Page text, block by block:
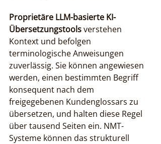
Proprietäre LLM-basierte KI-
Übersetzungstools verstehen
Kontext und befolgen
terminologische Anweisungen
zuverlässig. Sie können angewiesen
werden, einen bestimmten Begriff
konsequent nach dem
freigegebenen Kundenglossars zu
übersetzen, und halten diese Regel
über tausend Seiten ein. NMT-
Systeme können das strukturell